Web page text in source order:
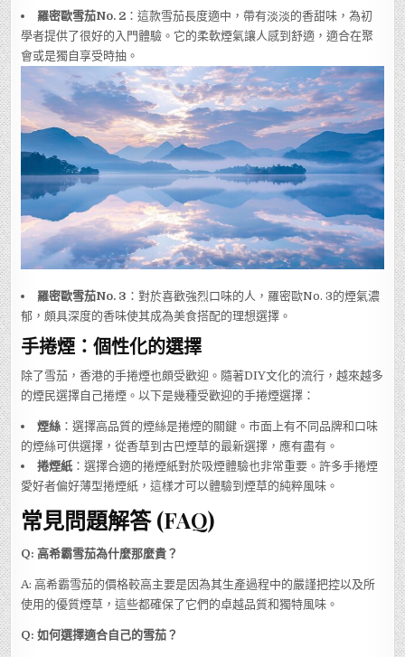
羅密歐雪茄No. 2 ：這款雪茄長度適中，帶有淡淡的香甜味，為初
學者提供了很好的入門體驗。它的柔軟煙氣讓人感到舒適，適合在聚
會或是獨自享受時抽。
羅密歐雪茄No. 3 ：對於喜歡強烈口味的人，羅密歐No. 3的煙氣濃
郁，頗具深度的香味使其成為美食搭配的理想選擇。
手捲煙：個性化的選擇
除了雪茄，香港的手捲煙也頗受歡迎。隨著DIY文化的流行，越來越多
的煙民選擇自己捲煙。以下是幾種受歡迎的手捲煙選擇：
煙絲 ：選擇高品質的煙絲是捲煙的關鍵。市面上有不同品牌和口味
的煙絲可供選擇，從香草到古巴煙草的最新選擇，應有盡有。
捲煙紙 ：選擇合適的捲煙紙對於吸煙體驗也非常重要。許多手捲煙
愛好者偏好薄型捲煙紙，這樣才可以體驗到煙草的純粹風味。
常見問題解答 (FAQ)
Q: 高希霸雪茄為什麼那麼貴？
A: 高希霸雪茄的價格較高主要是因為其生產過程中的嚴謹把控以及所
使用的優質煙草，這些都確保了它們的卓越品質和獨特風味。
Q: 如何選擇適合自己的雪茄？